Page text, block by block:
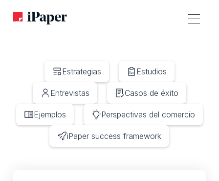
Estrategias Estudios
Entrevistas Casos de éxito
Ejemplos Perspectivas del comercio
iPaper success framework